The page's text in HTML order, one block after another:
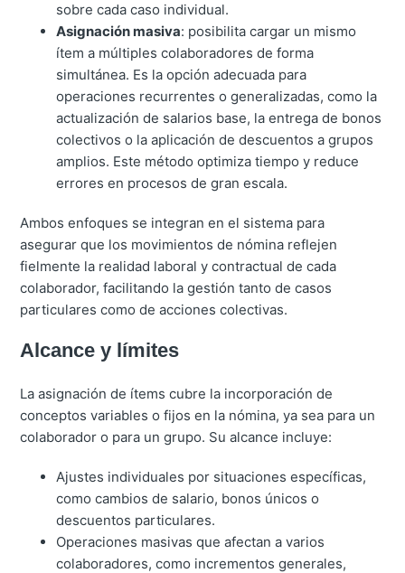
sobre cada caso individual.
Asignación masiva: posibilita cargar un mismo
ítem a múltiples colaboradores de forma
simultánea. Es la opción adecuada para
operaciones recurrentes o generalizadas, como la
actualización de salarios base, la entrega de bonos
colectivos o la aplicación de descuentos a grupos
amplios. Este método optimiza tiempo y reduce
errores en procesos de gran escala.
Ambos enfoques se integran en el sistema para
asegurar que los movimientos de nómina reflejen
fielmente la realidad laboral y contractual de cada
colaborador, facilitando la gestión tanto de casos
particulares como de acciones colectivas.
Alcance y límites
La asignación de ítems cubre la incorporación de
conceptos variables o fijos en la nómina, ya sea para un
colaborador o para un grupo. Su alcance incluye:
Ajustes individuales por situaciones específicas,
como cambios de salario, bonos únicos o
descuentos particulares.
Operaciones masivas que afectan a varios
colaboradores, como incrementos generales,